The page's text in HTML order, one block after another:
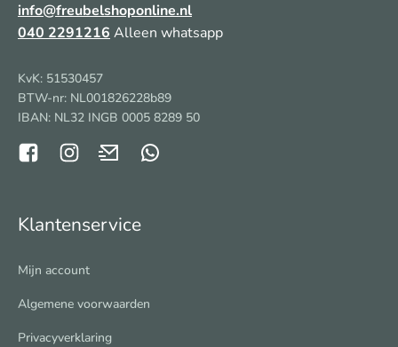
info@freubelshoponline.nl
040 2291216 Alleen whatsapp
KvK: 51530457
BTW-nr: NL001826228b89
IBAN: NL32 INGB 0005 8289 50
Klantenservice
Mijn account
Algemene voorwaarden
Privacyverklaring